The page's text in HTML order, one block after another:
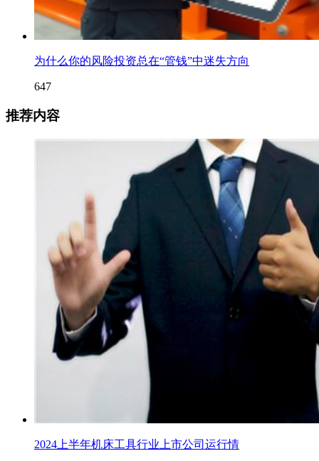
为什么你的风险投资总在“管钱”中迷失方向
647
推荐内容
2024上半年机床工具行业上市公司运行情